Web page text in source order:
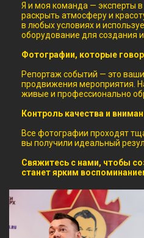
Я и моя команда — эксперты
раскрыть атмосферу и
в любых условиях и
оборудование для создания
Фотографии, которые
Репортаж событий — это
продвижения мероприятия.
живые и профессионально
Контроль качества и
Все фотографии проходят
вы получили идеальный
Свяжитесь с нами, чтобы
станет ярким